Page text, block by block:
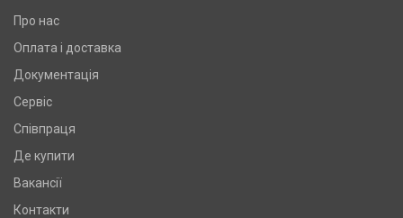
Про нас
Оплата і доставка
Документація
Сервіс
Співпраця
Де купити
Вакансії
Контакти